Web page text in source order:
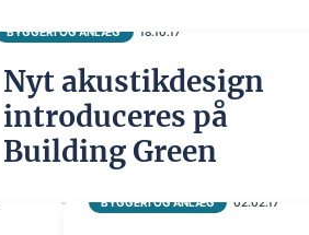
BYGGERI OG ANLÆG 18.10.17
Nyt akustikdesign
introduceres på
Building Green
BYGGERI OG ANLÆG 02.02.17